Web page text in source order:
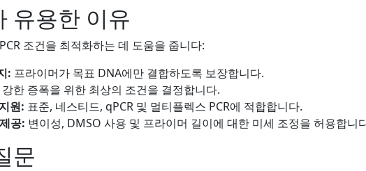
유용한 이유
조건을 최적화하는 데 도움을 줍니다:
: 프라이머가 목표 DNA에만 결합하도록 보장합니다.
강한 증폭을 위한 최상의 조건을 결정합니다.
원: 표준, 네스티드, qPCR 및 멀티플렉스 PCR에 적합합니다.
공: 변이성, DMSO 사용 및 프라이머 길이에 대한 미세 조정을 허용합니
문